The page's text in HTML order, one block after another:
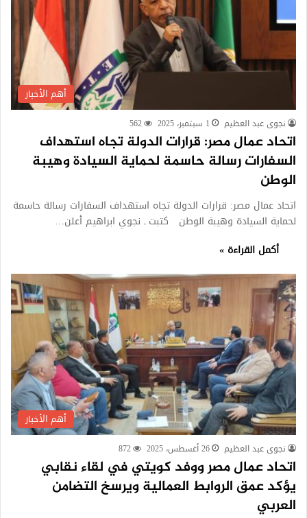
أهم الأخبار
نجوى عبد العظيم 1 سبتمبر، 2025 562
اتحاد عمال مصر: قرارات الدولة تجاه استهداف
السفارات رسالة حاسمة لحماية السيادة وهيبة
الوطن
اتحاد عمال مصر: قرارات الدولة تجاه استهداف السفارات رسالة حاسمة
لحماية السيادة وهيبة الوطن كتبت ـ نجوي ابراهيم أعلن…
أكمل القراءة »
أهم الأخبار
نجوى عبد العظيم 26 أغسطس، 2025 872
اتحاد عمال مصر ووفد كويتي في لقاء نقابي
يؤكد عمق الروابط العمالية ويرسخ التضامن
العربي